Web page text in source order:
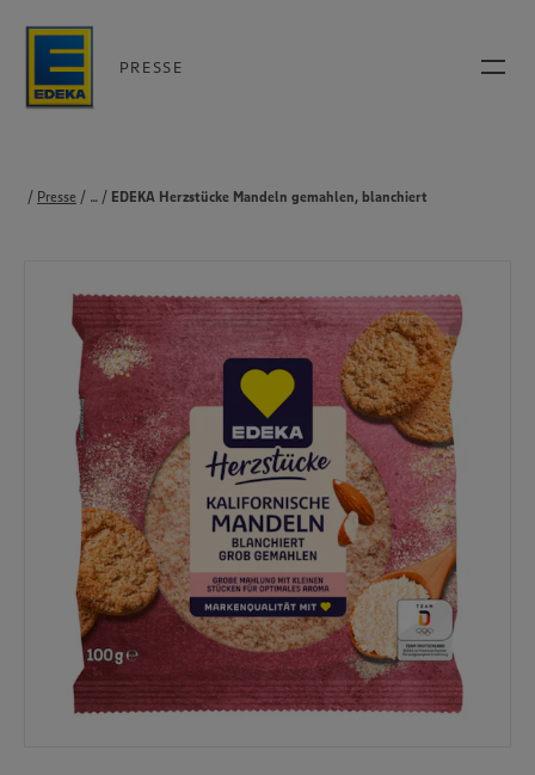
PRESSE
Presse Produkte
EDEKA Herzstücke Mandeln gemahlen, blanchiert
...